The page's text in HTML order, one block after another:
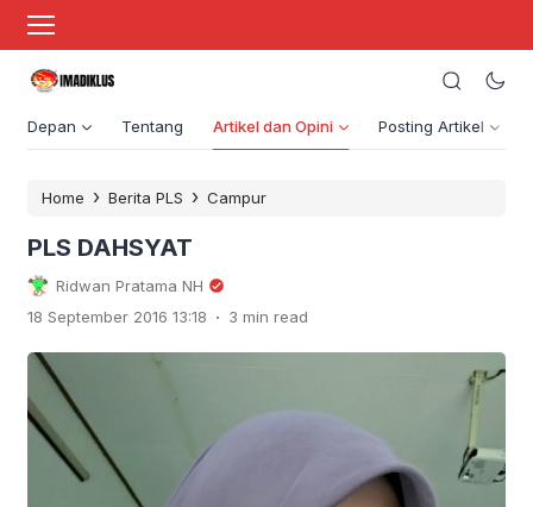
Depan Tentang Artikel dan Opini Posting Artikel
Home › Berita PLS › Campur
PLS DAHSYAT
Ridwan Pratama NH
18 September 2016 13:18 . 3 min read